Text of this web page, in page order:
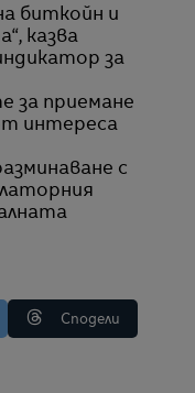
биткойн и
казва
за
за приемане
интереса
с
Сподели